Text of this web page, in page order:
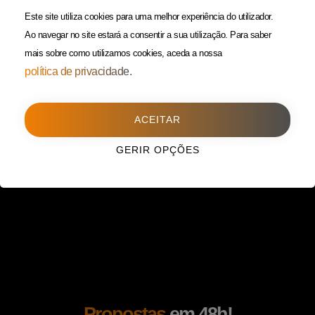
rede fixa)
Porto (Filial)
1588, 2º, sala 304
225 432 051
Política da Privacidade
Este site utiliza cookies para uma melhor experiência do utilizador.
Ao navegar no site estará a consentir a sua utilização. Para saber
mais sobre como utilizamos cookies, aceda a nossa
política de privacidade.
ACEITAR
GERIR OPÇÕES